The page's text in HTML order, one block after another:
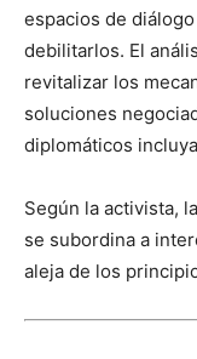
espacios de
debilitarlos. El
revitalizar los
soluciones
diplomáticos
Según la activista,
se subordina a
aleja de los